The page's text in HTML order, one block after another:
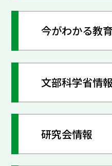
今がわかる教
文部科学省情報
研究会情報